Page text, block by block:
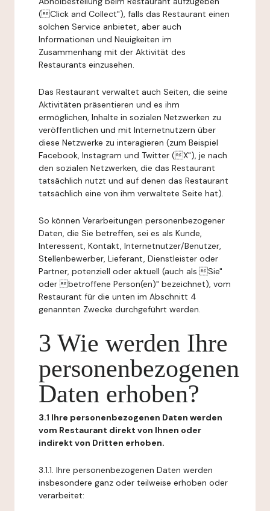
(Click and Collect"), falls das Restaurant einen
solchen Service anbietet, aber auch
Informationen und Neuigkeiten im
Zusammenhang mit der Aktivität des
Restaurants einzusehen.
Das Restaurant verwaltet auch Seiten, die seine
Aktivitäten präsentieren und es ihm
ermöglichen, Inhalte in sozialen Netzwerken zu
veröffentlichen und mit Internetnutzern über
diese Netzwerke zu interagieren (zum Beispiel
Facebook, Instagram und Twitter (X"), je nach
den sozialen Netzwerken, die das Restaurant
tatsächlich nutzt und auf denen das Restaurant
tatsächlich eine von ihm verwaltete Seite hat).
So können Verarbeitungen personenbezogener
Daten, die Sie betreffen, sei es als Kunde,
Interessent, Kontakt, Internetnutzer/Benutzer,
Stellenbewerber, Lieferant, Dienstleister oder
Partner, potenziell oder aktuell (auch als Sie"
oder betroffene Person(en)" bezeichnet), vom
Restaurant für die unten im Abschnitt 4
genannten Zwecke durchgeführt werden.
3 Wie werden Ihre
personenbezogenen
Daten erhoben?
3.1 Ihre personenbezogenen Daten werden
vom Restaurant direkt von Ihnen oder
indirekt von Dritten erhoben.
3.1.1. Ihre personenbezogenen Daten werden
insbesondere ganz oder teilweise erhoben oder
verarbeitet: